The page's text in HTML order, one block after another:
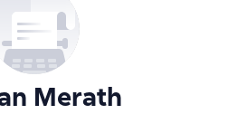
Merath